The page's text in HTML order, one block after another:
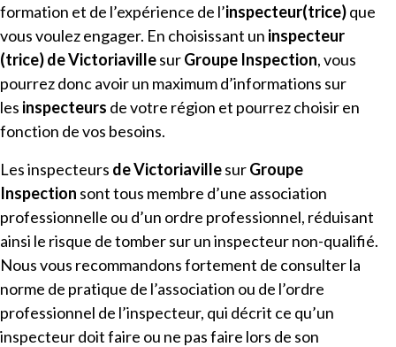
formation et de l’expérience de l’inspecteur(trice)que
vous voulez engager. En choisissant un inspecteur
(trice)deVictoriavillesurGroupe Inspection, vous
pourrez donc avoir un maximum d’informations sur
les inspecteurs de votre région et pourrez choisir en
fonction de vos besoins.
Les inspecteurs deVictoriavillesurGroupe
Inspection sont tous membre d’une association
professionnelle ou d’un ordre professionnel, réduisant
ainsi le risque de tomber sur un inspecteur non-qualifié.
Nous vous recommandons fortement de consulter la
norme de pratique de l’association ou de l’ordre
professionnel de l’inspecteur, qui décrit ce qu’un
inspecteur doit faire ou ne pas faire lors de son